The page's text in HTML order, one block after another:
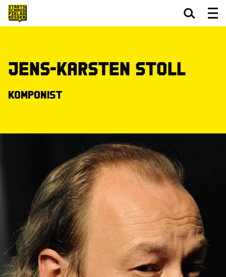
Jens-Karsten Stoll
Komponist